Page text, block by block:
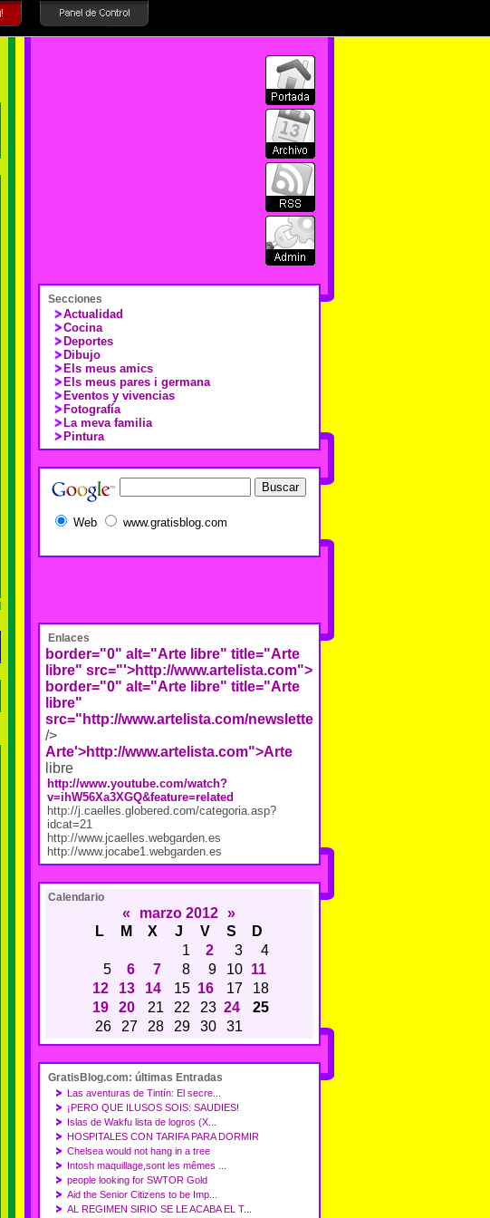
Secciones
Actualidad
Cocina
Deportes
Dibujo
Els meus amics
Els meus pares i germana
Eventos y vivencias
Fotografía
La meva familia
Pintura
Web www.gratisblog.com
Enlaces
border="0" alt="Arte libre" title="Arte
libre" src="'>http://www.artelista.com">
border="0" alt="Arte libre" title="Arte
libre"
src=" http://www.artelista.com/newsletter/images/repositorio/7/2/
/>
Arte'>http://www.artelista.com">Arte
libre
http://www.youtube.com/watch?
v=ihW56Xa3XGQ&feature=related
http://j.caelles.globered.com/categoria.asp?
idcat=21
http://www.jcaelles.webgarden.es
http://www.jocabe1.webgarden.es
Calendario
« marzo 2012
»
L
M X J V S
D
1
2 3
4
5
6 7 8 9 10
11
12
13 14 15 16 17
18
19
20 21 22 23 24
25
26
27 28 29 30 31
GratisBlog.com: últimas Entradas
Las aventuras de Tintín: El secre...
¡PERO QUE ILUSOS SOIS: SAUDIES!
Islas de Wakfu lista de logros (X...
HOSPITALES CON TARIFA PARA DORMIR
Chelsea would not hang in a tree
Intosh maquillage,sont les mêmes ...
people looking for SWTOR Gold
Aid the Senior Citizens to be Imp...
AL REGIMEN SIRIO SE LE ACABA EL T...